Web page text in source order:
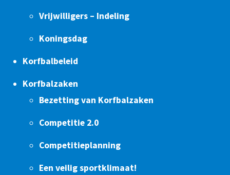
Vrijwilligers – Indeling
Koningsdag
Korfbalbeleid
Korfbalzaken
Bezetting van Korfbalzaken
Competitie 2.0
Competitieplanning
Een veilig sportklimaat!